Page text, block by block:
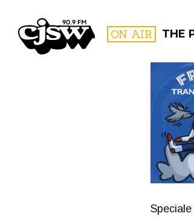
CJSW ON AIR THE